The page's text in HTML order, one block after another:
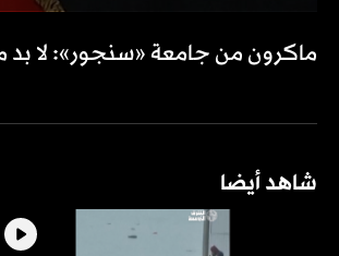
ماكرون من جامعة «سنجور»: لا بد
شاهد أيضا